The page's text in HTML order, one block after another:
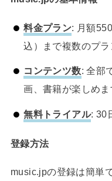
料金プラン: 月額
込）まで複数のプラ
コンテンツ数: 全部
画、書籍が楽しめま
無料トライアル: 30
登録方法
music.jpの登録は簡単